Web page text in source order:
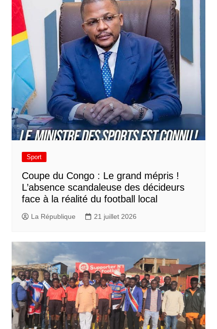
Sport
​Coupe du Congo : Le grand mépris !
L’absence scandaleuse des décideurs
face à la réalité du football local
La République 21 juillet 2026